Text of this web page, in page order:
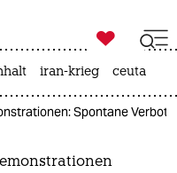

taz zahl ich
iran-krieg ceuta
Spontane